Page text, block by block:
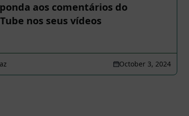
aos comentários do
nos seus vídeos
October 3, 2024